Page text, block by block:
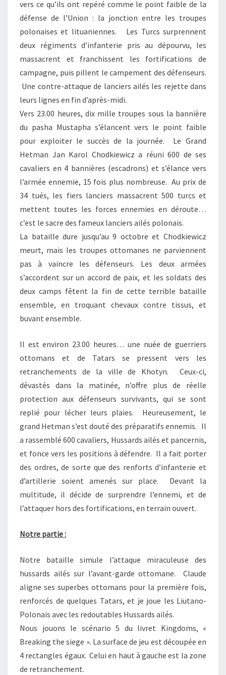
vers ce qu’ils ont repéré comme le point faible de la
défense de l’Union : la jonction entre les troupes
polonaises et lituaniennes. Les Turcs surprennent
deux régiments d’infanterie pris au dépourvu, les
massacrent et franchissent les fortifications de
campagne, puis pillent le campement des défenseurs.
Une contre-attaque de lanciers ailés les rejette dans
leurs lignes en fin d’après-midi.
Vers 23.00 heures, dix mille troupes sous la bannière
du pasha Mustapha s’élancent vers le point faible
pour exploiter le succès de la journée. Le Grand
Hetman Jan Karol Chodkiewicz a réuni 600 de ses
cavaliers en 4 bannières (escadrons) et s’élance vers
l’armée ennemie, 15 fois plus nombreuse. Au prix de
34 tués, les fiers lanciers massacrent 500 turcs et
mettent toutes les forces ennemies en déroute…
c’est le sacre des fameux lanciers ailés polonais.
La bataille dure jusqu’au 9 octobre et Chodkiewicz
meurt, mais les troupes ottomanes ne parviennent
pas à vaincre les défenseurs. Les deux armées
s’accordent sur un accord de paix, et les soldats des
deux camps fêtent la fin de cette terrible bataille
ensemble, en troquant chevaux contre tissus, et
buvant ensemble.
Il est environ 23.00 heures… une nuée de guerriers
ottomans et de Tatars se pressent vers les
retranchements de la ville de Khotyn. Ceux-ci,
dévastés dans la matinée, n’offre plus de réelle
protection aux défenseurs survivants, qui se sont
replié pour lécher leurs plaies. Heureusement, le
grand Hetman s’est douté des préparatifs ennemis. Il
a rassemblé 600 cavaliers, Hussards ailés et pancernis,
et fonce vers les positions à défendre. Il a fait porter
des ordres, de sorte que des renforts d’infanterie et
d’artillerie soient amenés sur place. Devant la
multitude, il décide de surprendre l’ennemi, et de
l’attaquer hors des fortifications, en terrain ouvert.
Notre partie :
Notre bataille simule l’attaque miraculeuse des
hussards ailés sur l’avant-garde ottomane. Claude
aligne ses superbes ottomans pour la première fois,
renforcés de quelques Tatars, et je joue les Liutano-
Polonais avec les redoutables Hussards ailés.
Nous jouons le scénario 5 du livret Kingdoms, «
Breaking the siege ». La surface de jeu est découpée en
4 rectangles égaux. Celui en haut à gauche est la zone
de retranchement.